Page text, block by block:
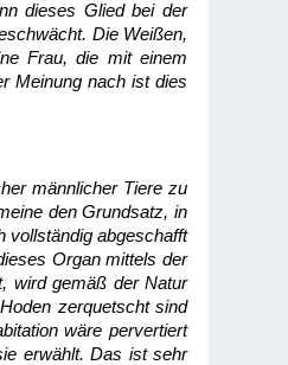
dieses Glied bei der
Die Weißen,
Frau, die mit einem
Meinung nach ist dies
männlicher Tiere zu
den Grundsatz, in
vollständig abgeschafft
Organ mittels der
wird gemäß der Natur
zerquetscht sind
wäre pervertiert
erwählt. Das ist sehr